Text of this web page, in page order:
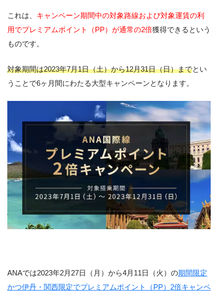
これは、 キャンペーン期間中の対象路線および対象運賃の利
用でプレミアムポイント（PP）が通常の2倍獲得できるという
ものです。
対象期間は2023年7月1日（土）から12月31日（日）までとい
うことで6ヶ月間にわたる大型キャンペーンとなります。
ANAでは2023年2月27日（月）から4月11日（火）の期間限定
かつ伊丹・関西限定でプレミアムポイント（PP）2倍キャンペ